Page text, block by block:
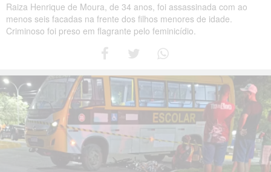
Raiza Henrique de Moura, de 34 anos, foi assassinada com ao
menos seis facadas na frente dos filhos menores de idade.
Criminoso foi preso em flagrante pelo feminicídio.